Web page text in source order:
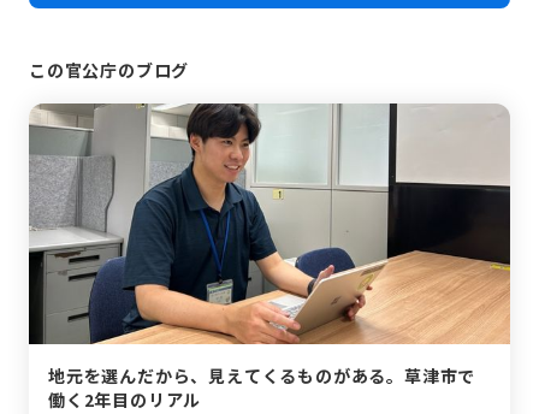
この官公庁のブログ
地元を選んだから、見えてくるものがある。草津市で
働く2年目のリアル